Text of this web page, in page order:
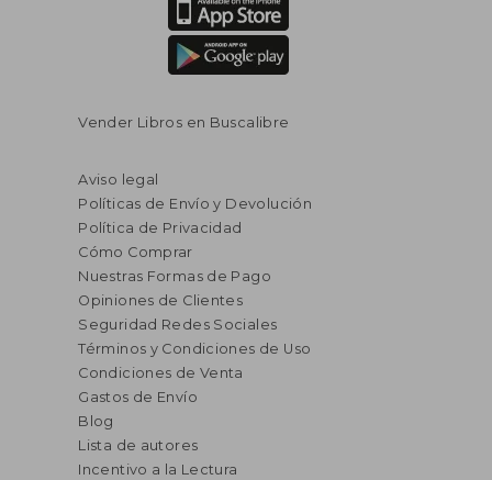
Vender Libros en Buscalibre
Aviso legal
Políticas de Envío y Devolución
Política de Privacidad
Cómo Comprar
Nuestras Formas de Pago
Opiniones de Clientes
Seguridad Redes Sociales
Términos y Condiciones de Uso
Condiciones de Venta
Gastos de Envío
Blog
Lista de autores
Incentivo a la Lectura